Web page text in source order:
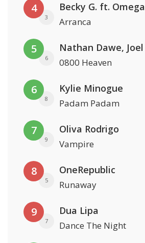
4
3
Becky G. ft. Omega
Arranca
5
6 0800 Heaven
6
8
Kylie Minogue
Padam Padam
7
9
Oliva Rodrigo
Vampire
8
5
OneRepublic
Runaway
9
7
Dua Lipa
Dance The Night